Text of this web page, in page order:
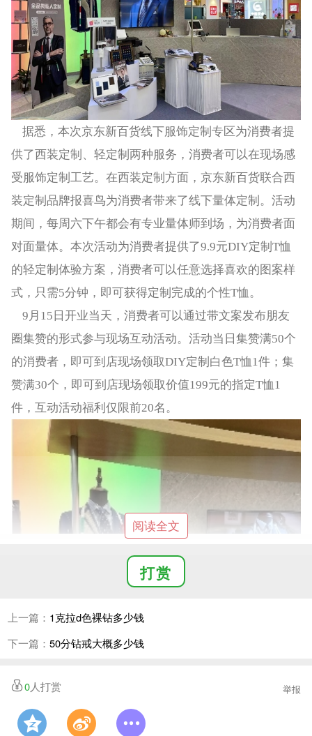
据悉，本次京东新百货线下服饰定制专区为消费者提
供了西装定制、轻定制两种服务，消费者可以在现场感
受服饰定制工艺。在西装定制方面，京东新百货联合西
装定制品牌报喜鸟为消费者带来了线下量体定制。活动
期间，每周六下午都会有专业量体师到场，为消费者面
对面量体。本次活动为消费者提供了9.9元DIY定制T恤
的轻定制体验方案，消费者可以任意选择喜欢的图案样
式，只需5分钟，即可获得定制完成的个性T恤。
9月15日开业当天，消费者可以通过带文案发布朋友
圈集赞的形式参与现场互动活动。活动当日集赞满50个
的消费者，即可到店现场领取DIY定制白色T恤1件；集
赞满30个，即可到店现场领取价值199元的指定T恤1
件，互动活动福利仅限前20名。
阅读全文
打赏
上一篇： 1克拉d色裸钻多少钱
下一篇： 50分钻戒大概多少钱
0人打赏 举报